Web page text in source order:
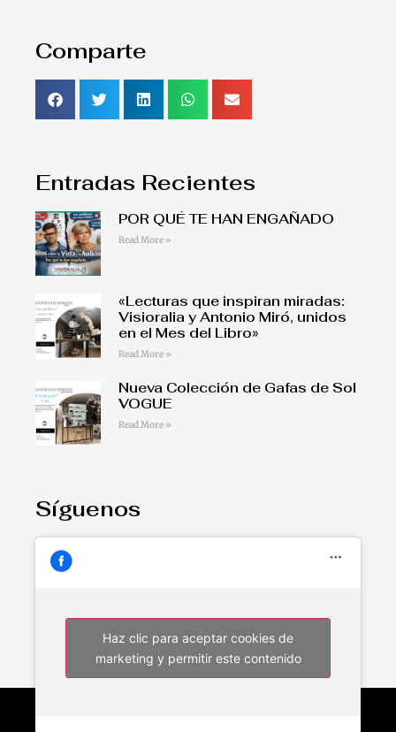
Comparte
Entradas Recientes
POR QUÉ TE HAN ENGAÑADO
Read More »
«Lecturas que inspiran miradas:
Visioralia y Antonio Miró, unidos
en el Mes del Libro»
Read More »
Nueva Colección de Gafas de Sol
VOGUE
Read More »
Síguenos
Haz clic para aceptar cookies de
marketing y permitir este contenido